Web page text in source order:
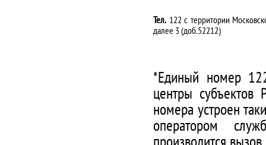
Тел. 122 с территории
далее 3 (доб.52212)
*Единый номер
центры субъектов
номера устроен
оператором
производится вызов.